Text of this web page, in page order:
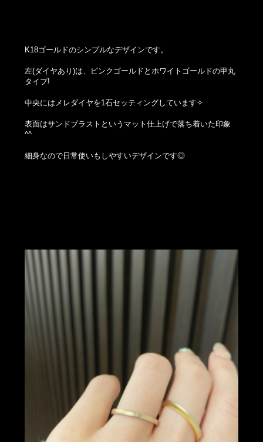
K18ゴールドのシンプルなデザインです。
左(ダイヤあり)は、ピンクゴールドとホワイトゴールドの甲丸
タイプ!
中央にはメレダイヤを1石セッティングしています✧
表面はサンドブラストというマット仕上げで落ち着いた印象
^^
細身なので日常使いもしやすいデザインです◎